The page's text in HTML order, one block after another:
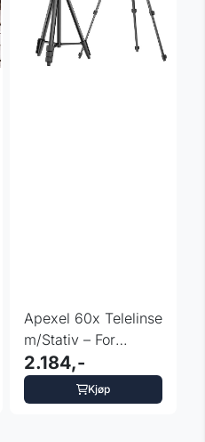
Apexel 60x Telelinse
m/Stativ – For
Mobilfotografer
2.184,-
Kjøp